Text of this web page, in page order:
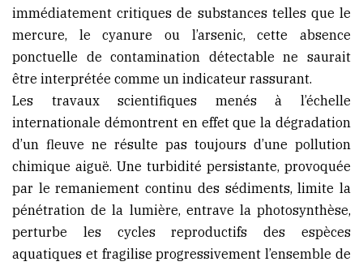
immédiatement critiques de substances telles que le
mercure, le cyanure ou l’arsenic, cette absence
ponctuelle de contamination détectable ne saurait
être interprétée comme un indicateur rassurant.
Les travaux scientifiques menés à l’échelle
internationale démontrent en effet que la dégradation
d’un fleuve ne résulte pas toujours d’une pollution
chimique aiguë. Une turbidité persistante, provoquée
par le remaniement continu des sédiments, limite la
pénétration de la lumière, entrave la photosynthèse,
perturbe les cycles reproductifs des espèces
aquatiques et fragilise progressivement l’ensemble de